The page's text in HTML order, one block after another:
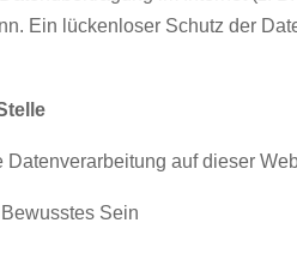
Ein lückenloser Schutz der
auf dieser
Sein